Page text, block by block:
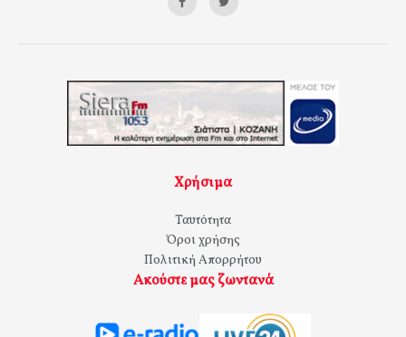
Χρήσιμα
Ταυτότητα
Όροι χρήσης
Πολιτική Απορρήτου
Ακούστε μας ζωντανά